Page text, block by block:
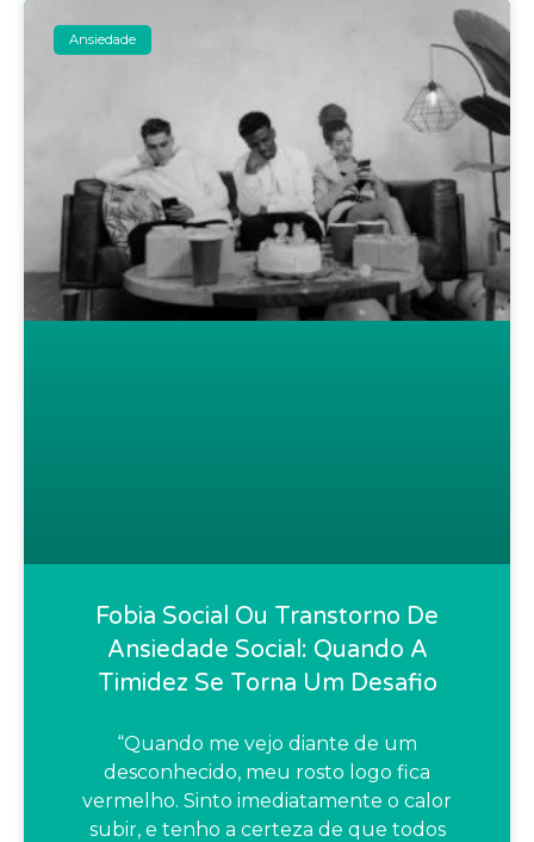
Ansiedade
Fobia Social Ou Transtorno De
Ansiedade Social: Quando A
Timidez Se Torna Um Desafio
“Quando me vejo diante de um
desconhecido, meu rosto logo fica
vermelho. Sinto imediatamente o calor
subir, e tenho a certeza de que todos